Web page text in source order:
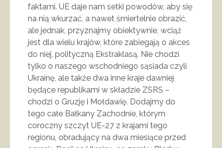
faktami. UE daje nam setki powodów, aby się
na nią wkurzać, a nawet śmiertelnie obrazić,
ale jednak, przyznajmy obiektywnie, wciąż
jest dla wielu krajów, które zabiegają o akces
do niej, polityczną Ekstraklasą. Nie chodzi
tylko o naszego wschodniego sąsiada czyli
Ukrainę, ale także dwa inne kraje dawniej
będące republikami w składzie ZSRS –
chodzi o Gruzję i Mołdawię. Dodajmy do
tego całe Bałkany Zachodnie, którym
coroczny szczyt UE-27 z krajami tego
regionu, obradujący na dwa miesiące przed